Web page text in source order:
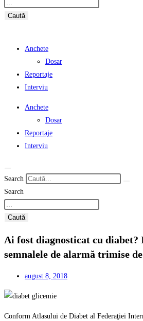
Caută
Anchete
Dosar
Reportaje
Interviu
Anchete
Dosar
Reportaje
Interviu
Search
Search
Caută
Ai fost diagnosticat cu diabet?
semnalele de alarmă trimise
august 8, 2018
Conform Atlasului de Diabet al Federaţiei